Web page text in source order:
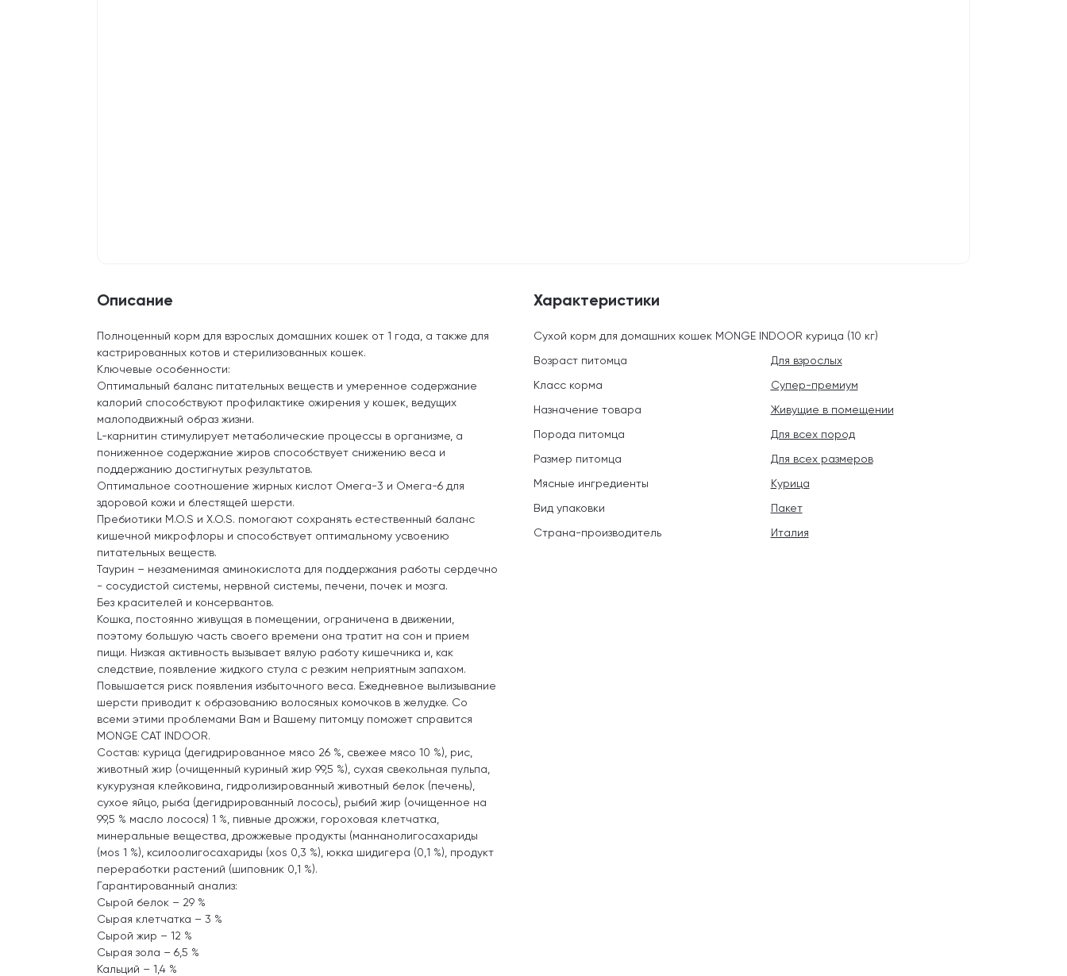
Описание
Полноценный корм для взрослых домашних кошек от 1 года, а также для
кастрированных котов и стерилизованных кошек.
Ключевые особенности:
Оптимальный баланс питательных веществ и умеренное содержание
калорий способствуют профилактике ожирения у кошек, ведущих
малоподвижный образ жизни.
L-карнитин стимулирует метаболические процессы в организме, а
пониженное содержание жиров способствует снижению веса и
поддержанию достигнутых результатов.
Оптимальное соотношение жирных кислот Омега-3 и Омега-6 для
здоровой кожи и блестящей шерсти.
Пребиотики М.О.S и X.O.S. помогают сохранять естественный баланс
кишечной микрофлоры и способствует оптимальному усвоению
питательных веществ.
Таурин – незаменимая аминокислота для поддержания работы сердечно
- сосудистой системы, нервной системы, печени, почек и мозга.
Без красителей и консервантов.
Кошка, постоянно живущая в помещении, ограничена в движении,
поэтому большую часть своего времени она тратит на сон и прием
пищи. Низкая активность вызывает вялую работу кишечника и, как
следствие, появление жидкого стула с резким неприятным запахом.
Повышается риск появления избыточного веса. Ежедневное вылизывание
шерсти приводит к образованию волосяных комочков в желудке. Со
всеми этими проблемами Вам и Вашему питомцу поможет справится
MONGE CAT INDOOR.
Состав: курица (дегидрированное мясо 26 %, свежее мясо 10 %), рис,
животный жир (очищенный куриный жир 99,5 %), сухая свекольная пульпа,
кукурузная клейковина, гидролизированный животный белок (печень),
сухое яйцо, рыба (дегидрированный лосось), рыбий жир (очищенное на
99,5 % масло лосося) 1 %, пивные дрожжи, гороховая клетчатка,
минеральные вещества, дрожжевые продукты (маннанолигосахариды
(моs 1 %), ксилоолигосахариды (xos 0,3 %), юкка шидигера (0,1 %), продукт
переработки растений (шиповник 0,1 %).
Гарантированный анализ:
Сырой белок – 29 %
Сырая клетчатка – 3 %
Сырой жир – 12 %
Сырая зола – 6,5 %
Кальций – 1,4 %
Характеристики
Сухой корм для домашних кошек MONGE INDOOR курица (10 кг)
Возраст питомца
Для взрослых
Класс корма
Супер-премиум
Назначение товара
Живущие в помещении
Порода питомца
Для всех пород
Размер питомца
Для всех размеров
Мясные ингредиенты
Курица
Вид упаковки
Пакет
Страна-производитель
Италия